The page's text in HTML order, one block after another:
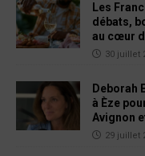
Les
débats,
au cœur
30 juillet
Deborah
à Èze
Avignon
29 juillet